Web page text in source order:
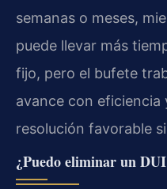
semanas o meses,
puede llevar más
fijo, pero el bufete
avance con eficiencia
resolución favorable
¿Puedo eliminar un